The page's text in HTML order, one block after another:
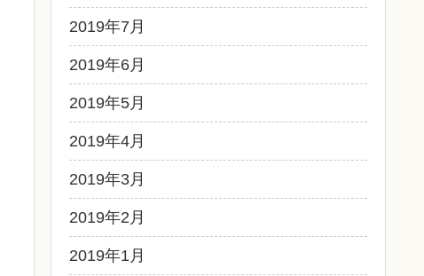
2019年7月
2019年6月
2019年5月
2019年4月
2019年3月
2019年2月
2019年1月